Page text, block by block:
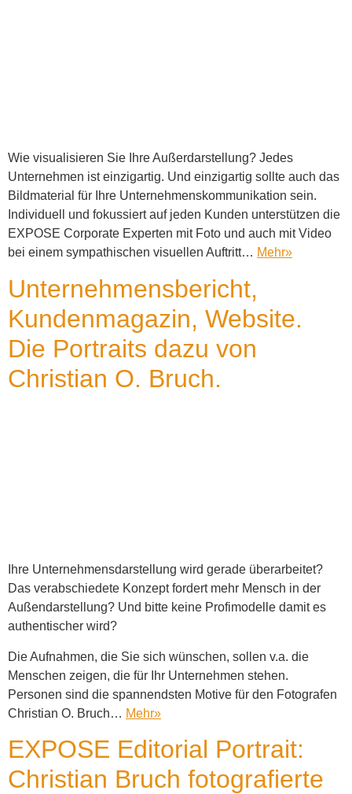
Wie visualisieren Sie Ihre Außerdarstellung? Jedes
Unternehmen ist einzigartig. Und einzigartig sollte auch das
Bildmaterial für Ihre Unternehmenskommunikation sein.
Individuell und fokussiert auf jeden Kunden unterstützen die
EXPOSE Corporate Experten mit Foto und auch mit Video
bei einem sympathischen visuellen Auftritt… Mehr»
Unternehmensbericht,
Kundenmagazin, Website.
Die Portraits dazu von
Christian O. Bruch.
Ihre Unternehmensdarstellung wird gerade überarbeitet?
Das verabschiedete Konzept fordert mehr Mensch in der
Außendarstellung? Und bitte keine Profimodelle damit es
authentischer wird?
Die Aufnahmen, die Sie sich wünschen, sollen v.a. die
Menschen zeigen, die für Ihr Unternehmen stehen.
Personen sind die spannendsten Motive für den Fotografen
Christian O. Bruch… Mehr»
EXPOSE Editorial Portrait:
Christian Bruch fotografierte